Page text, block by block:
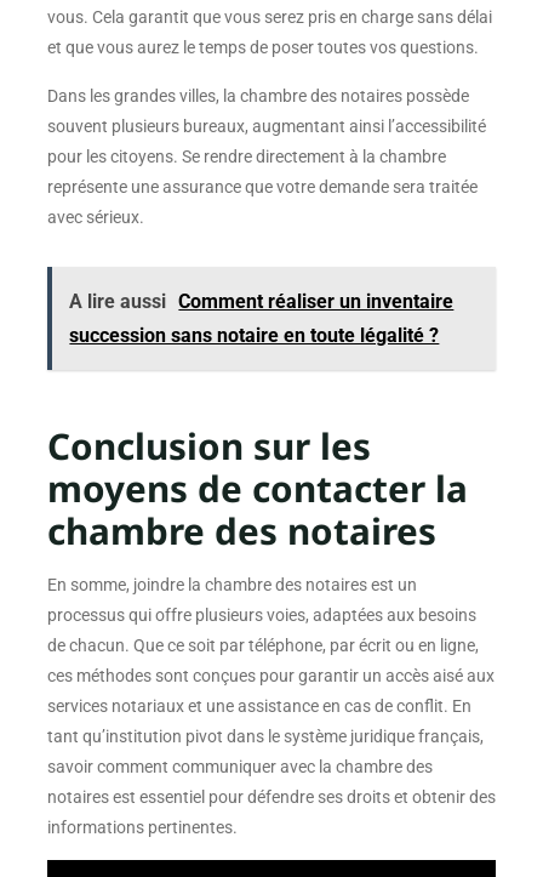
vous. Cela garantit que vous serez pris en charge sans délai
et que vous aurez le temps de poser toutes vos questions.
Dans les grandes villes, la chambre des notaires possède
souvent plusieurs bureaux, augmentant ainsi l’accessibilité
pour les citoyens. Se rendre directement à la chambre
représente une assurance que votre demande sera traitée
avec sérieux.
A lire aussi Comment réaliser un inventaire
succession sans notaire en toute légalité ?
Conclusion sur les
moyens de contacter la
chambre des notaires
En somme, joindre la chambre des notaires est un
processus qui offre plusieurs voies, adaptées aux besoins
de chacun. Que ce soit par téléphone, par écrit ou en ligne,
ces méthodes sont conçues pour garantir un accès aisé aux
services notariaux et une assistance en cas de conflit. En
tant qu’institution pivot dans le système juridique français,
savoir comment communiquer avec la chambre des
notaires est essentiel pour défendre ses droits et obtenir des
informations pertinentes.